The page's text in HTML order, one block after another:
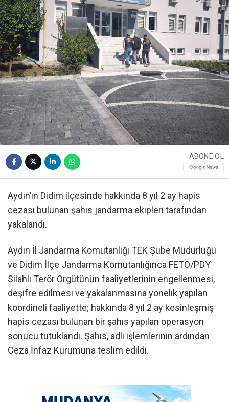
ABONE OL
Aydın’ın Didim ilçesinde hakkında 8 yıl 2 ay hapis
cezası bulunan şahıs jandarma ekipleri tarafından
yakalandı.
Aydın İl Jandarma Komutanlığı TEK Şube Müdürlüğü
ve Didim İlçe Jandarma Komutanlığınca FETÖ/PDY
Silahlı Terör Örgütünün faaliyetlerinin engellenmesi,
deşifre edilmesi ve yakalanmasına yönelik yapılan
koordineli faaliyette; hakkında 8 yıl 2 ay kesinleşmiş
hapis cezası bulunan bir şahıs yapılan operasyon
sonucu tutuklandı. Şahıs, adli işlemlerinin ardından
Ceza İnfaz Kurumuna teslim edildi.